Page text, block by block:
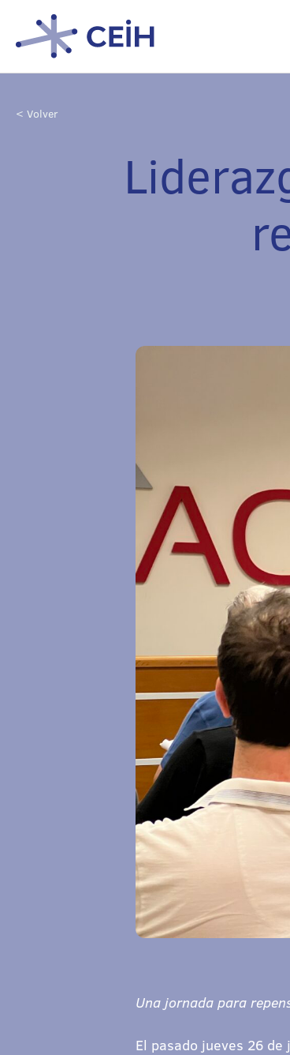
< Volver
Una jornada para
El pasado jueves 26 de